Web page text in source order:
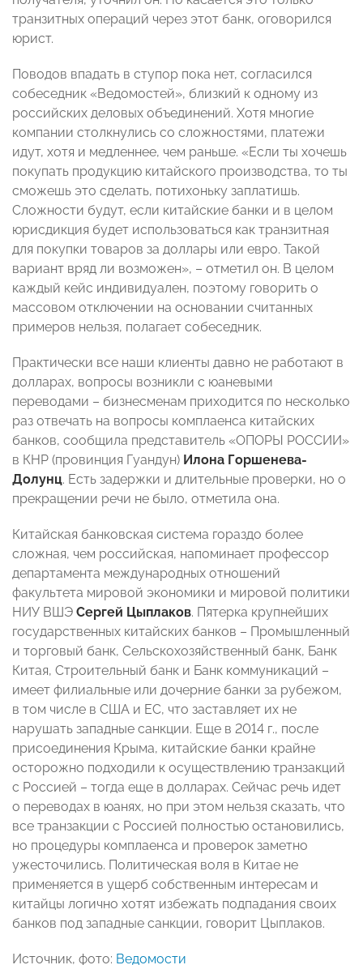
транзитных операций через этот банк, оговорился
юрист.
Поводов впадать в ступор пока нет, согласился
собеседник «Ведомостей», близкий к одному из
российских деловых объединений. Хотя многие
компании столкнулись со сложностями, платежи
идут, хотя и медленнее, чем раньше. «Если ты хочешь
покупать продукцию китайского производства, то ты
сможешь это сделать, потихоньку заплатишь.
Сложности будут, если китайские банки и в целом
юрисдикция будет использоваться как транзитная
для покупки товаров за доллары или евро. Такой
вариант вряд ли возможен», – отметил он. В целом
каждый кейс индивидуален, поэтому говорить о
массовом отключении на основании считанных
примеров нельзя, полагает собеседник.
Практически все наши клиенты давно не работают в
долларах, вопросы возникли с юаневыми
переводами – бизнесменам приходится по несколько
раз отвечать на вопросы комплаенса китайских
банков, сообщила представитель «ОПОРЫ РОССИИ»
в КНР (провинция Гуандун) Илона Горшенева-
Долунц. Есть задержки и длительные проверки, но о
прекращении речи не было, отметила она.
Китайская банковская система гораздо более
сложная, чем российская, напоминает профессор
департамента международных отношений
факультета мировой экономики и мировой политики
НИУ ВШЭ Сергей Цыплаков. Пятерка крупнейших
государственных китайских банков – Промышленный
и торговый банк, Сельскохозяйственный банк, Банк
Китая, Строительный банк и Банк коммуникаций –
имеет филиальные или дочерние банки за рубежом,
в том числе в США и ЕС, что заставляет их не
нарушать западные санкции. Еще в 2014 г., после
присоединения Крыма, китайские банки крайне
осторожно подходили к осуществлению транзакций
с Россией – тогда еще в долларах. Сейчас речь идет
о переводах в юанях, но при этом нельзя сказать, что
все транзакции с Россией полностью остановились,
но процедуры комплаенса и проверок заметно
ужесточились. Политическая воля в Китае не
применяется в ущерб собственным интересам и
китайцы логично хотят избежать подпадания своих
банков под западные санкции, говорит Цыплаков.
Источник, фото: Ведомости